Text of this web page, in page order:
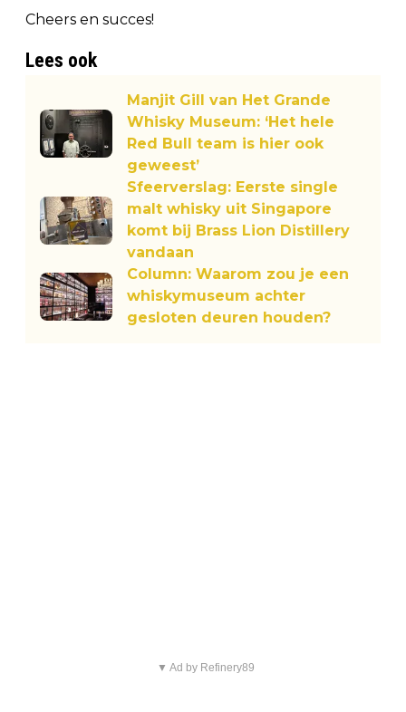
Cheers en succes!
Lees ook
Manjit Gill van Het Grande
Whisky Museum: ‘Het hele
Red Bull team is hier ook
geweest’
Sfeerverslag: Eerste single
malt whisky uit Singapore
komt bij Brass Lion Distillery
vandaan
Column: Waarom zou je een
whiskymuseum achter
gesloten deuren houden?
▼ Ad by Refinery89